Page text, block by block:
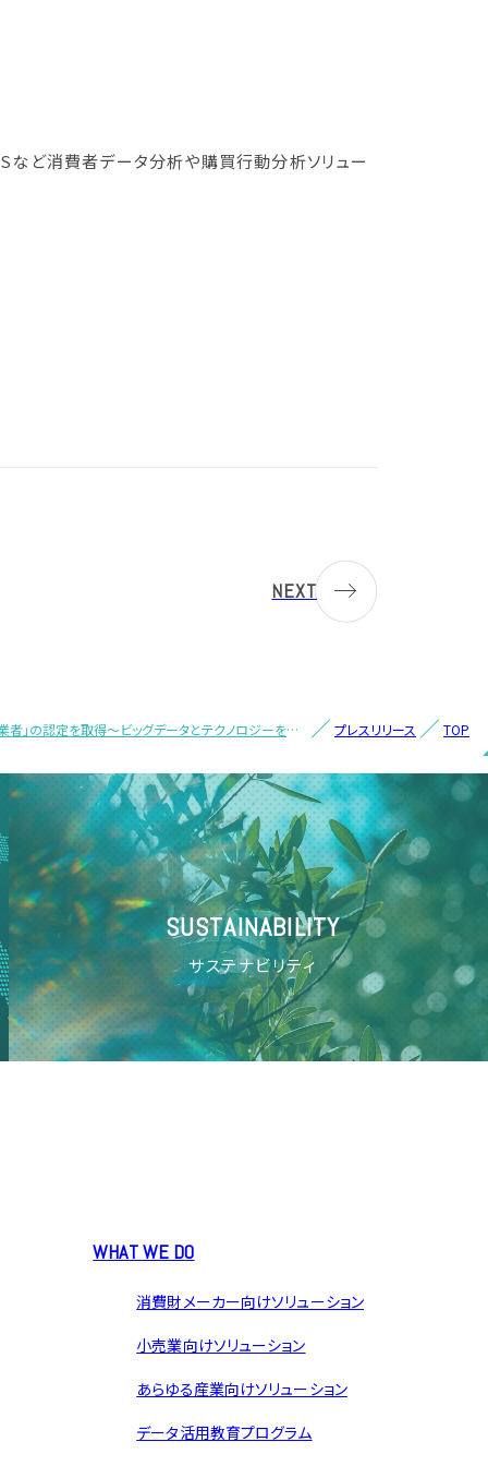
など消費者データ分析や購買行動分析ソリュー
NEXT
TOP
プレスリリース
者」の認定を取得～ビッグデータとテクノロジーを誰
SUSTAINABILITY
サステナビリティ
WHAT WE DO
消費財メーカー向けソリューション
小売業向けソリューション
あらゆる産業向けソリューション
データ活用教育プログラム